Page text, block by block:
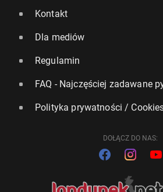
Kontakt
Dla mediów
Regulamin
FAQ - Najczęściej zadawane
Polityka prywatności /
DOŁĄCZ DO NAS: